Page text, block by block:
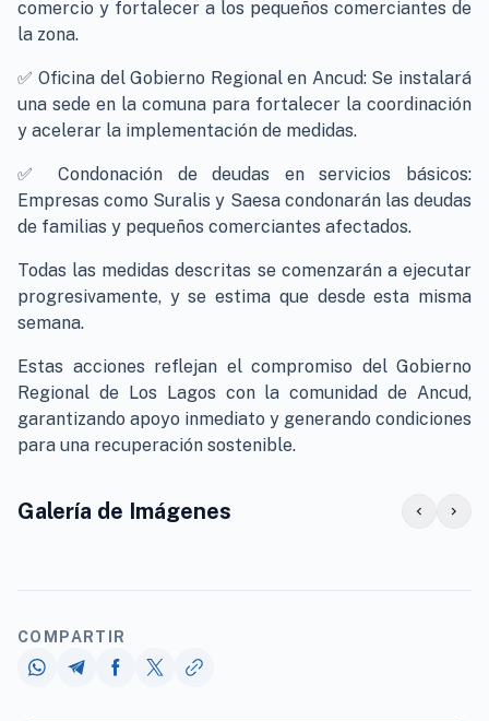
comercio y fortalecer a los pequeños comerciantes de
la zona.
✅ Oficina del Gobierno Regional en Ancud: Se instalará
una sede en la comuna para fortalecer la coordinación
y acelerar la implementación de medidas.
✅ Condonación de deudas en servicios básicos:
Empresas como Suralis y Saesa condonarán las deudas
de familias y pequeños comerciantes afectados.
Todas las medidas descritas se comenzarán a ejecutar
progresivamente, y se estima que desde esta misma
semana.
Estas acciones reflejan el compromiso del Gobierno
Regional de Los Lagos con la comunidad de Ancud,
garantizando apoyo inmediato y generando condiciones
para una recuperación sostenible.
Galería de Imágenes chevron_left chevron_right
COMPARTIR